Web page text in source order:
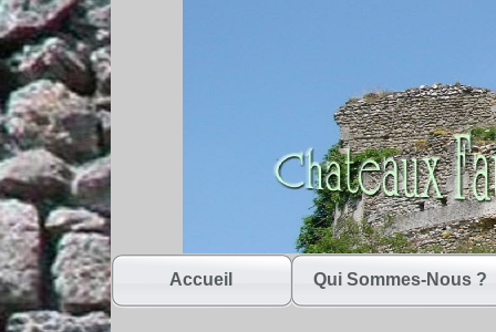
Accueil Qui Sommes-Nous ?